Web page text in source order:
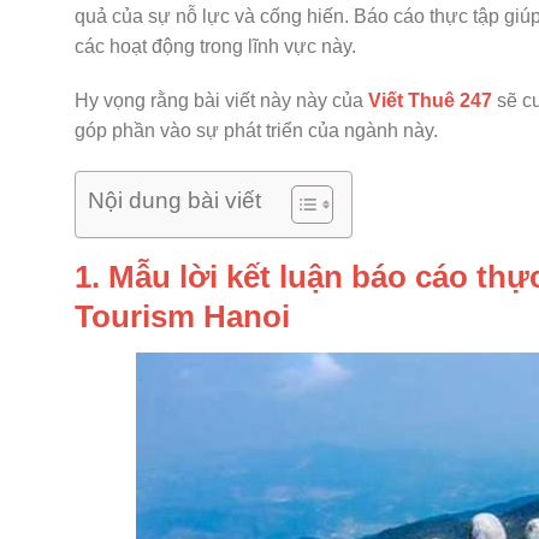
quả của sự nỗ lực và cống hiến. Báo cáo thực tập
các hoạt động trong lĩnh vực này.
Hy vọng rằng bài viết này này của Viết Thuê 247 sẽ
góp phần vào sự phát triển của ngành này.
Nội dung bài viết
1. Mẫu lời kết luận báo cáo
Tourism Hanoi